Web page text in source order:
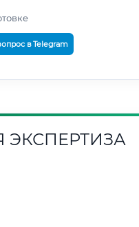
в Telegram
ЭКСПЕРТИЗА